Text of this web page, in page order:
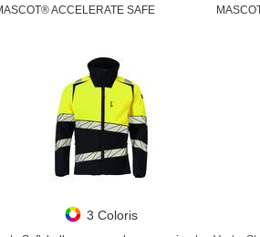
ACCELERATE SAFE
3 Coloris